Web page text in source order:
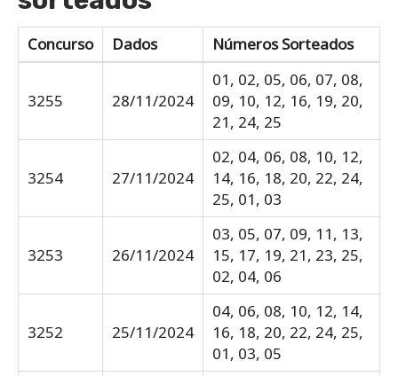
Concurso Dados Números Sorteados
3255 28/11/2024
01, 02, 05, 06, 07, 08,
09, 10, 12, 16, 19, 20,
21, 24, 25
3254 27/11/2024
02, 04, 06, 08, 10, 12,
14, 16, 18, 20, 22, 24,
25, 01, 03
3253 26/11/2024
03, 05, 07, 09, 11, 13,
15, 17, 19, 21, 23, 25,
02, 04, 06
3252 25/11/2024
04, 06, 08, 10, 12, 14,
16, 18, 20, 22, 24, 25,
01, 03, 05